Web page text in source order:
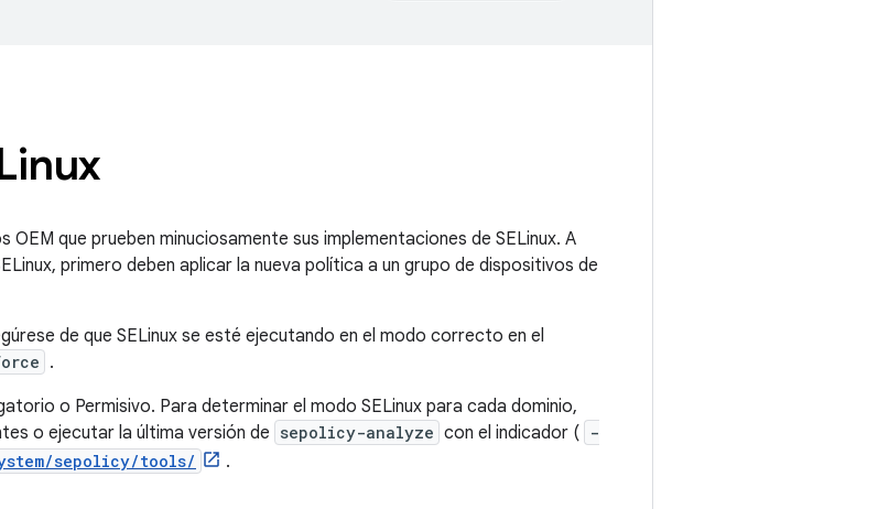
que prueben minuciosamente sus implementaciones de SELinux. A
primero deben aplicar la nueva política a un grupo de dispositivos de
de que SELinux se esté ejecutando en el modo correcto en el
.
o Permisivo. Para determinar el modo SELinux para cada dominio,
o ejecutar la última versión de sepolicy-analyze con el indicador (
-
sepolicy/tools/ .